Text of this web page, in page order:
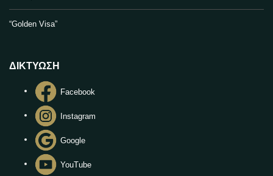
“Golden Visa”
ΔΙΚΤΥΩΣΗ
Facebook
Instagram
Google
YouTube